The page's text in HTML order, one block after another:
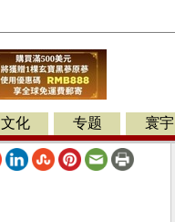
文化 专题 寰宇